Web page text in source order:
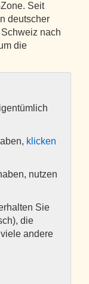
Seit
deutscher
nach
die
klicken
nutzen
Sie
die
andere